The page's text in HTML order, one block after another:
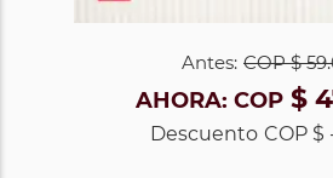
Antes: COP$
AHORA: COP $
Descuento COP $